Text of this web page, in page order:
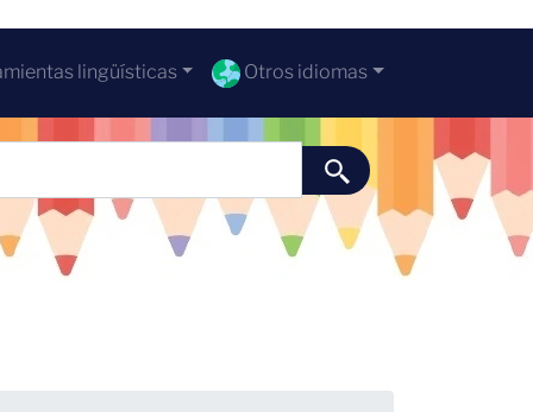
lingüísticas Otros idiomas